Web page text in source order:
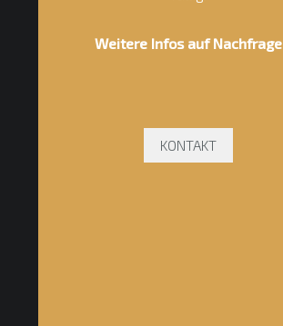
Weitere Infos auf Nachfrage
KONTAKT